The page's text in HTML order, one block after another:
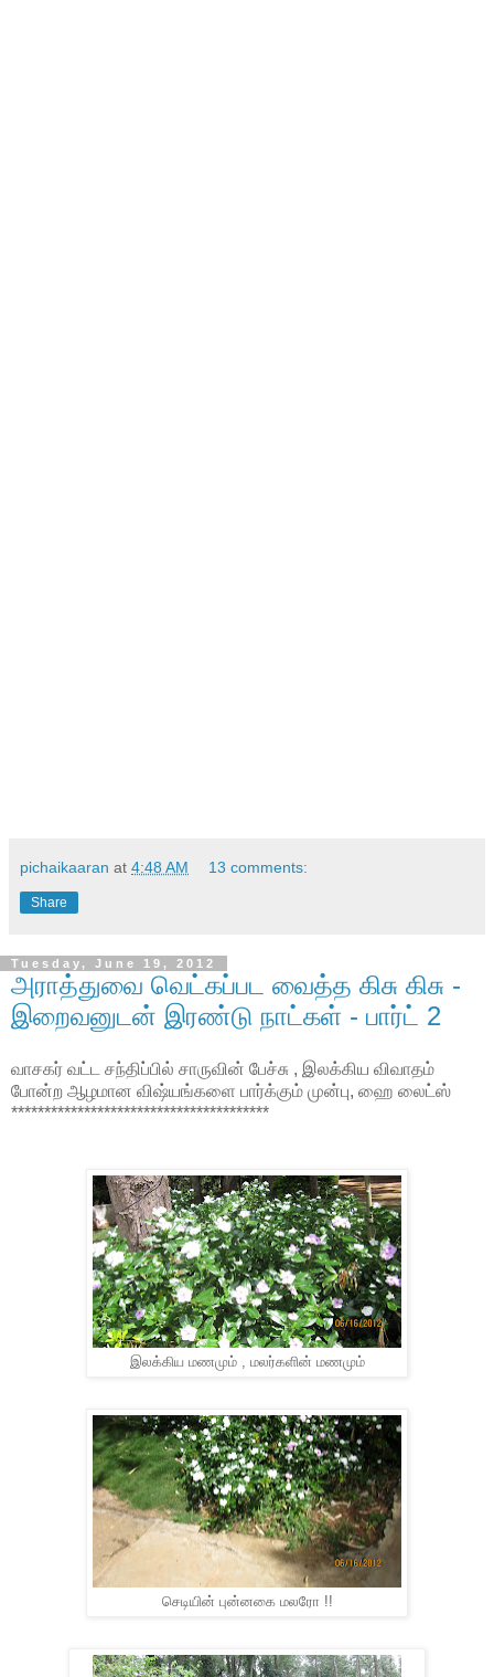
pichaikaaran at 4:48 AM 13 comments:
Share
Tuesday, June 19, 2012
அராத்துவை வெட்கப்பட வைத்த கிசு கிசு -
இறைவனுடன் இரண்டு நாட்கள் - பார்ட் 2
வாசகர் வட்ட சந்திப்பில் சாருவின் பேச்சு , இலக்கிய விவாதம்
போன்ற ஆழமான விஷ்யங்களை பார்க்கும் முன்பு, ஹை லைட்ஸ்
***************************************
இலக்கிய மணமும் , மலர்களின் மணமும்
செடியின் புன்னகை மலரோ !!